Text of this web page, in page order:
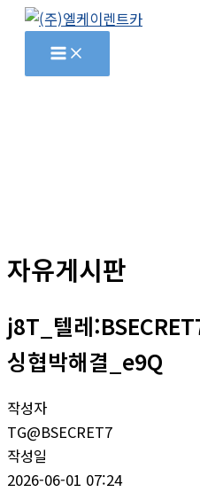
자유게시판
j8T_텔레
싱협박해결_e9Q
작성자
TG@BSECRET7
작성일
2026-06-01 07:24